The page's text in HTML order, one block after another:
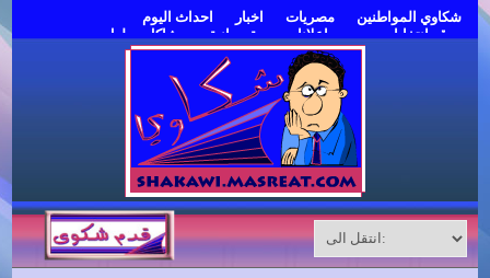
شكاوي المواطنين مصريات اخبار
احداث اليوم
موقع انتخابات مصر
اعلانات مبوبة مجانية
مشاكل وحلول